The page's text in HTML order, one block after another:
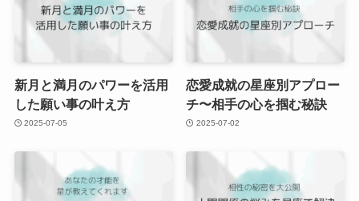
新月と満月のパワーを活用
した願い事の叶え方
2025-07-05
恋愛成就の星座別アプロー
チ〜相手の心を掴む秘訣
2025-07-02